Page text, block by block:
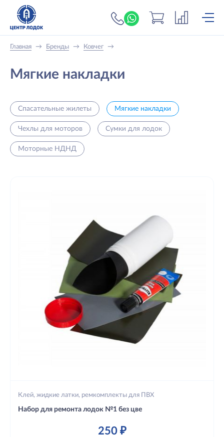
+7 (919) 698-56-
Главная → Бренды → Ковчег →
Мягкие накладки
Спасательные жилеты Мягкие накладки
Чехлы для моторов Сумки для лодок
Моторные НДНД
Клей, жидкие латки, ремкомплекты для ПВХ
Набор для ремонта лодок №1 без цве
250 ₽